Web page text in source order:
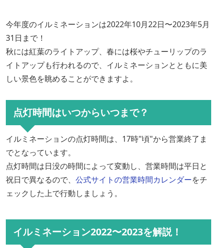
今年度のイルミネーションは2022年10月22日〜2023年5月
31日まで！
秋には紅葉のライトアップ、春には桜やチューリップのラ
イトアップも行われるので、イルミネーションとともに美
しい景色を眺めることができますよ。
点灯時間はいつからいつまで？
イルミネーションの点灯時間は、17時"頃"から営業終了ま
でとなっています。
点灯時間は日没の時間によって変動し、営業時間は平日と
祝日で異なるので、 公式サイトの営業時間カレンダーをチ
ェックした上で行動しましょう。
イルミネーション2022〜2023を解説！